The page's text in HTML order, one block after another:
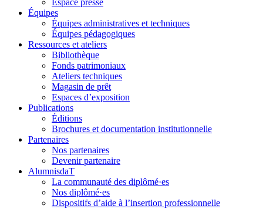
Espace presse
Équipes
Équipes administratives et techniques
Équipes pédagogiques
Ressources et ateliers
Bibliothèque
Fonds patrimoniaux
Ateliers techniques
Magasin de prêt
Espaces d’exposition
Publications
Éditions
Brochures et documentation institutionnelle
Partenaires
Nos partenaires
Devenir partenaire
AlumnisdaT
La communauté des diplômé·es
Nos diplômé·es
Dispositifs d’aide à l’insertion professionnelle